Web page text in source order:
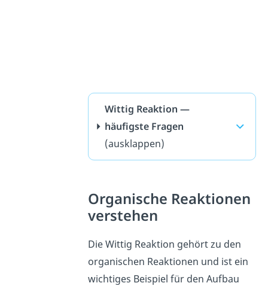
Wittig Reaktion —
häufigste Fragen
(ausklappen)
Organische Reaktionen
verstehen
Die Wittig Reaktion gehört zu den
organischen Reaktionen und ist ein
wichtiges Beispiel für den Aufbau